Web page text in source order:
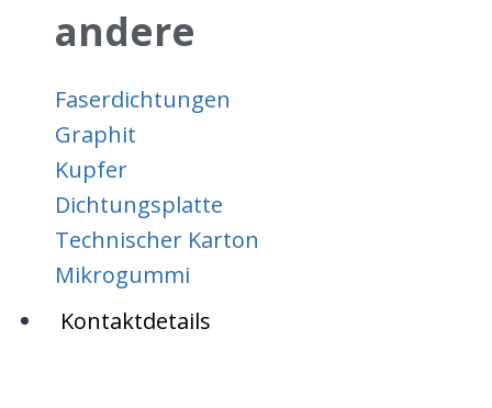
andere
Faserdichtungen
Graphit
Kupfer
Dichtungsplatte
Technischer Karton
Mikrogummi
Kontaktdetails